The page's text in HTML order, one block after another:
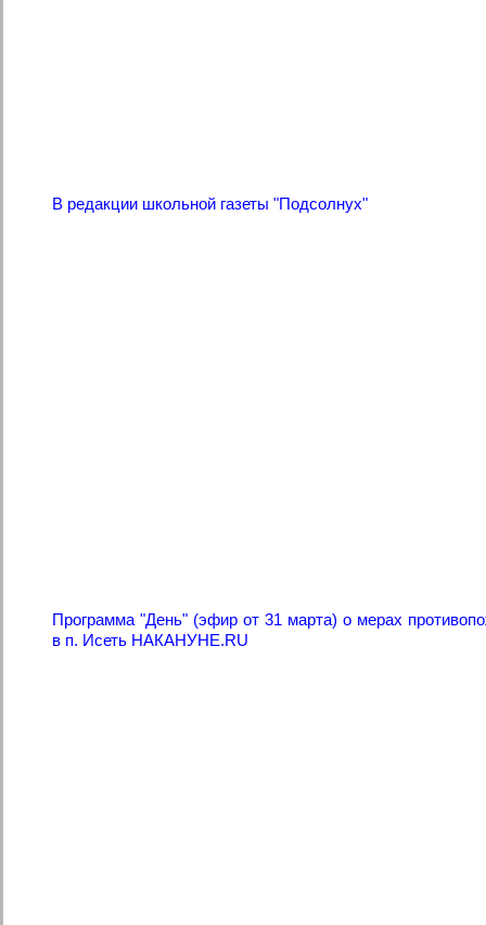
В редакции школьной газеты "Подсолнух"
Программа "День" (эфир от 31 марта) о мерах
в п. Исеть НАКАНУНЕ.RU